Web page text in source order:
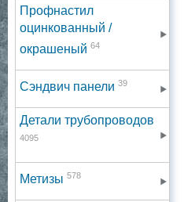
Профнастил
оцинкованный /
окрашеный 64
Сэндвич панели 39
Детали трубопроводов
4095
Метизы 578